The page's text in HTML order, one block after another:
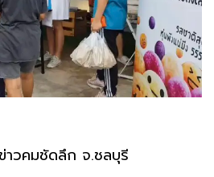
วคมชัดลึก จ.ชลบุรี